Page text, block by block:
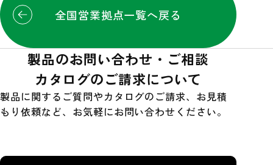
全国営業拠点一覧へ戻る
製品のお問い合わせ・ご相談
カタログのご請求について
製品に関するご質問やカタログのご請求、お見積
もり依頼など、お気軽にお問い合わせください。